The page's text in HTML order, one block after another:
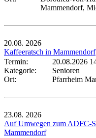
Mammendorf,
20.08. 2026
Kaffeeratsch in Mammendorf
Termin:
20.08.2026
Kategorie:
Senioren
Ort:
Pfarrheim
23.08. 2026
Auf Umwegen zum ADFC-
Mammendorf